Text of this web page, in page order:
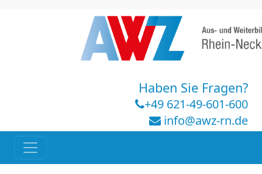
Haben Sie Fragen?
+49 621-49-601-600
info@awz-rn.de